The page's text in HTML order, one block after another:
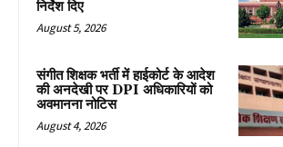
निर्देश दिए
August 5, 2026
संगीत शिक्षक भर्ती में हाईकोर्ट के आदेश
की अनदेखी पर DPI अधिकारियों को
अवमानना नोटिस
August 4, 2026